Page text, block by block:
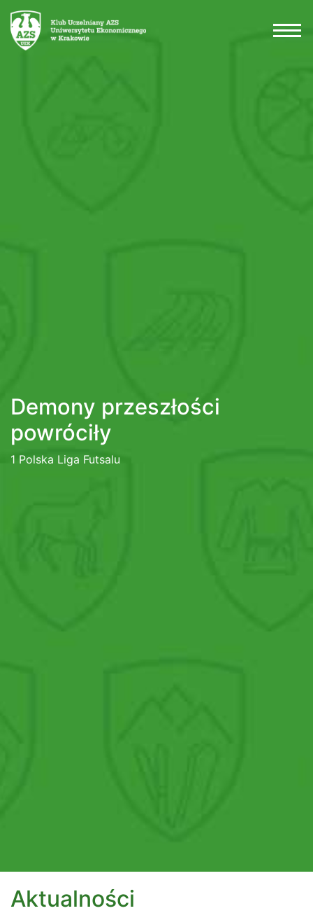
Demony przeszłości
powróciły
1 Polska Liga Futsalu
Aktualności